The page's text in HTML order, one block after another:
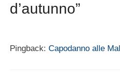
d’autunno”
Pingback: Capodanno alle